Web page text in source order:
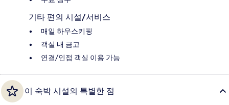
기타 편의 시설/서비스
매일 하우스키핑
객실 내 금고
연결/인접 객실 이용 가능
이 숙박 시설의 특별한 점